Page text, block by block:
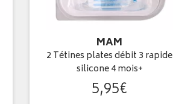
MAM
2 Tétines plates débit 3 rapide
silicone 4 mois+
5,95€